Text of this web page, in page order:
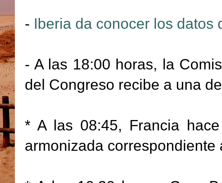
- Iberia da conocer los datos
- A las 18:00 horas, la
del Congreso recibe a una
* A las 08:45, Francia
armonizada correspondiente